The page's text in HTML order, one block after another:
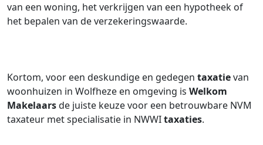
van een woning, het verkrijgen van een hypotheek of
het bepalen van de verzekeringswaarde.
Kortom, voor een deskundige en gedegen taxatievan
woonhuizen in Wolfheze en omgeving is Welkom
Makelaarsde juiste keuze voor een betrouwbare NVM
taxateur met specialisatie in NWWItaxaties.